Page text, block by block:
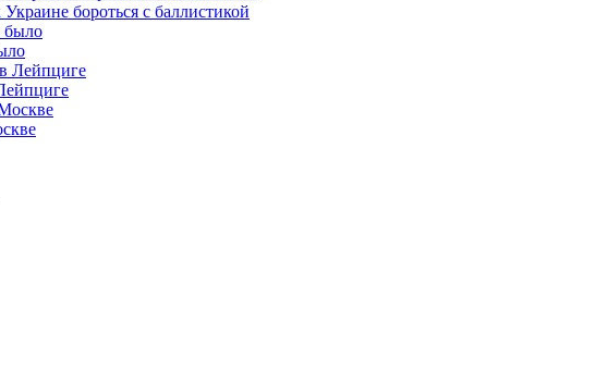
бороться с баллистикой